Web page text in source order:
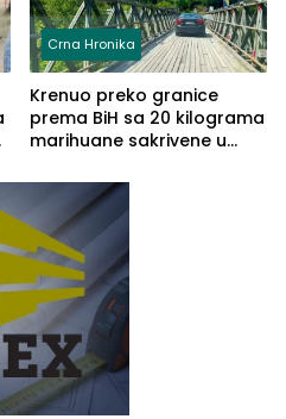
Crna Hronika
Krenuo preko granice
prema BiH sa 20 kilograma
marihuane sakrivene u